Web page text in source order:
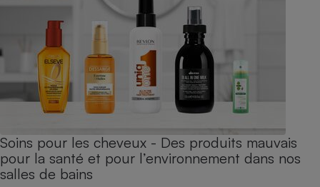
Soins pour les cheveux - Des produits mauvais
pour la santé et pour l’environnement dans nos
salles de bains